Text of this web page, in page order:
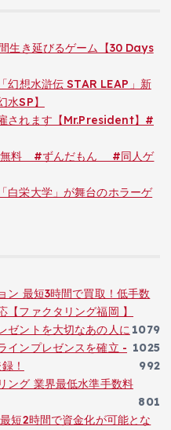
生き延びるゲーム【30 Days
幻想水滸伝 STAR LEAP」新
SP】
されます【Mr.President】#
無料 #ずんだもん #同人ゲ
白栄大学」が舞台のホラーゲ
ン 最短3時間で買取！低手数
ファクタリング福岡 】
1079
ゼントを大切なあの人に
1025
インプレゼンスを確立 -
！
992
ング 業界最低水準手数料
801
短2時間で資金化が可能とな